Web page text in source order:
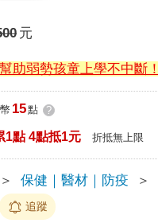
元
助弱勢孩童上學不中斷！
15點 ?
1點 4點抵1元 折抵無上限
＞ 保健｜醫材｜防疫 ＞
追蹤